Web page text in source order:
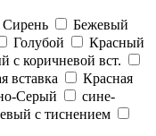
Сирень
Бежевый
Голубой
Красный
с коричневой вст.
вставка
Красная
Серый
сине-
с тиснением